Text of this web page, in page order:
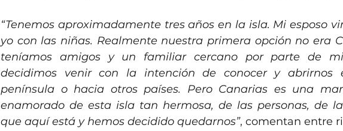
“Tenemos aproximadamente tres años en la isla. Mi esposo
yo con las niñas. Realmente nuestra primera opción no era
teníamos amigos y un familiar cercano por parte de
decidimos venir con la intención de conocer y abrirnos
península o hacia otros países. Pero Canarias es una
enamorado de esta isla tan hermosa, de las personas, de
que aquí está y hemos decidido quedarnos”, comentan entre